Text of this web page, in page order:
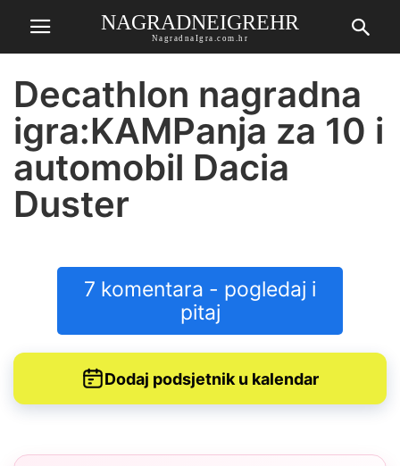
NAGRADNEIGREHR
NagradnaIgra.com.hr
Decathlon nagradna
igra:KAMPanja za 10 i
automobil Dacia
Duster
7 komentara - pogledaj i
pitaj
Dodaj podsjetnik u kalendar